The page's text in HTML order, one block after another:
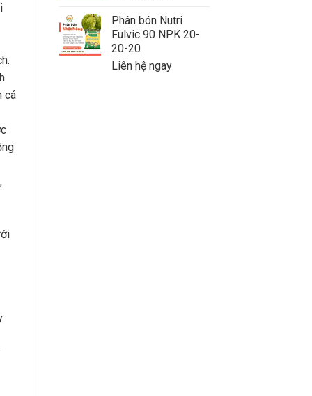
cá
Phân bón Nutri
Fulvic 90 NPK 20-
20-20
Liên hệ ngay